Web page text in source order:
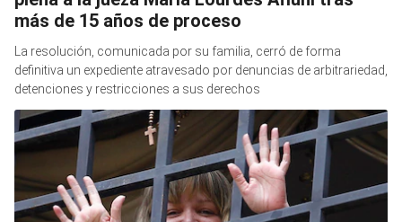
más de 15 años de proceso
La resolución, comunicada por su familia, cerró de forma
definitiva un expediente atravesado por denuncias de arbitrariedad,
detenciones y restricciones a sus derechos